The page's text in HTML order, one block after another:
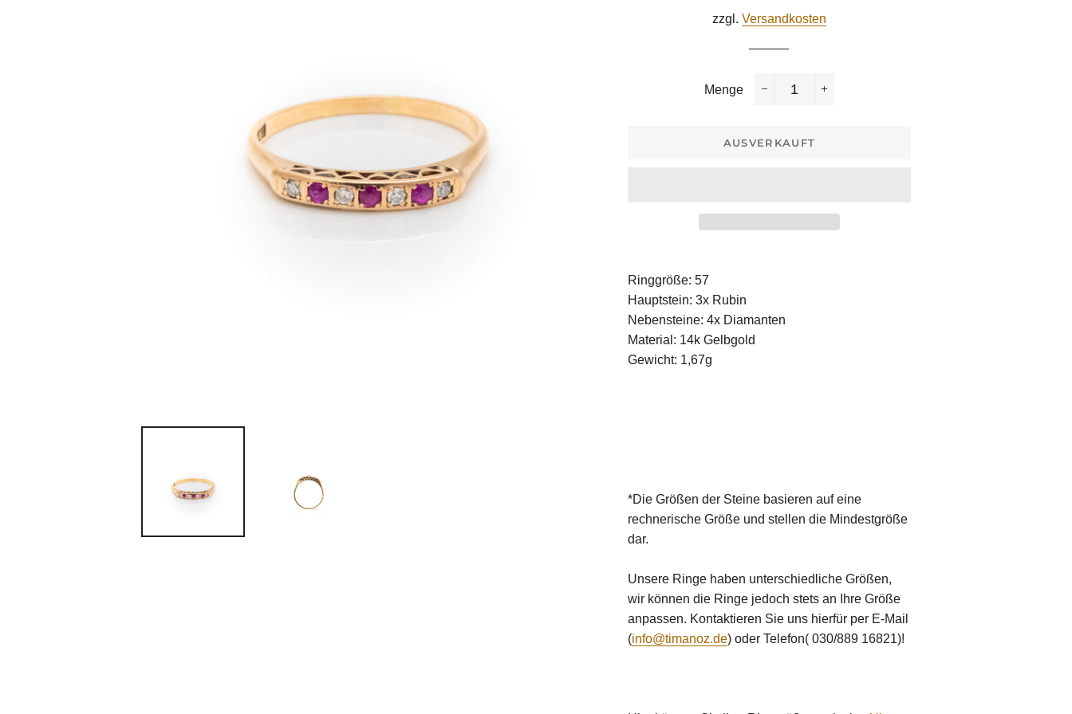
zzgl. Versandkosten
Menge
AUSVERKAUFT
Ringgröße: 57
Hauptstein: 3x Rubin
Nebensteine: 4x Diamanten
Material: 14k Gelbgold
Gewicht: 1,67g
*Die Größen der Steine basieren auf eine
rechnerische Größe und stellen die Mindestgröße
dar.
Unsere Ringe haben unterschiedliche Größen,
wir können die Ringe jedoch stets an Ihre Größe
anpassen. Kontaktieren Sie uns hierfür per E-Mail
(info@timanoz.de) oder Telefon( 030/889 16821)!